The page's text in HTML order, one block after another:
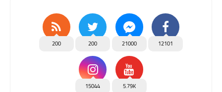
12101
21000
200
200
5.79K
15044